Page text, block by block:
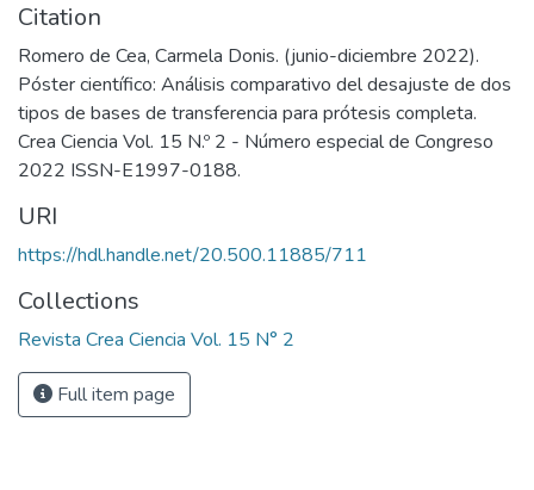
Citation
Romero de Cea, Carmela Donis. (junio-diciembre 2022).
Póster científico: Análisis comparativo del desajuste de dos
tipos de bases de transferencia para prótesis completa.
Crea Ciencia Vol. 15 N.º 2 - Número especial de Congreso
2022 ISSN-E1997-0188.
URI
https://hdl.handle.net/20.500.11885/711
Collections
Revista Crea Ciencia Vol. 15 N° 2
Full item page